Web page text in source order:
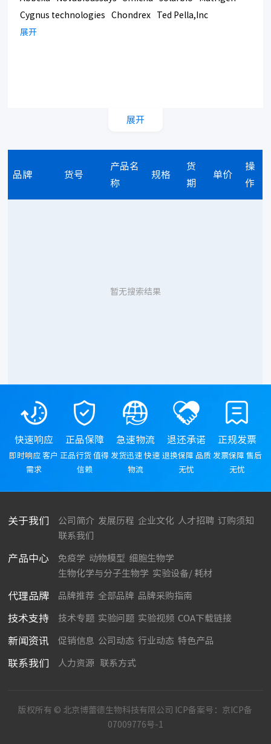
Cygnus technologies
Chondrex
Ted Pella,Inc
Bmrsupply
展开
展开
品牌 货号
产品名
称
规格
货
期
单价
操
作
暂无搜索结果
快速响应
即时响应 客户
需求
正品保障
正品行货 值得
信赖
急速物流
发货迅速 快速
物流
退还承诺
退换保障 品质
无忧
正规发票
发票保障 售后
无忧
关于我们 公司简介 发展历程 企业文化 人才招聘 订购须知
联系我们
产品中心 免疫学 动物模型 细胞生物学
生物化学与分子生物学 实验设备/ 耗材
代理品牌 品牌推荐 全部品牌 品牌采购指南
技术支持 技术专题 实验问题 实验视频 COA下载链接
新闻资讯 促销信息 公司动态 行业动态 特色产品
联系我们 人力资源 联系方式
版权所有 © 北京博蕾德生物科技有限公司 ICP备案号： 京ICP备
07009776号-1